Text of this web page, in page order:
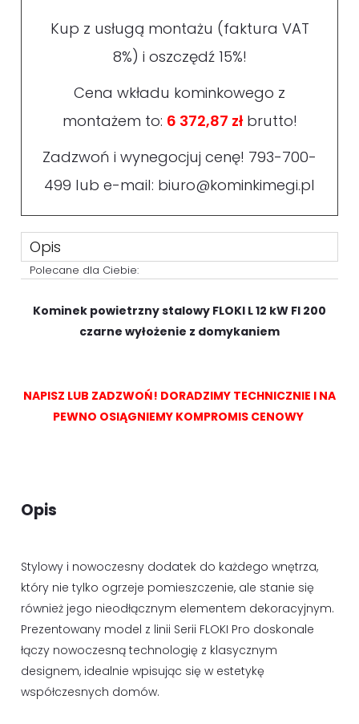
Kup z usługą montażu (faktura VAT
8%) i oszczędź 15%!
Cena wkładu kominkowego z
montażem to: 6 372,87 złbrutto!
Zadzwoń i wynegocjuj cenę! 793-700-
499 lub e-mail: biuro@kominkimegi.pl
Opis
Polecane dla Ciebie:
Kominek powietrzny stalowy FLOKI L 12 kW FI 200
czarne wyłożenie z domykaniem
NAPISZ LUB ZADZWOŃ! DORADZIMY TECHNICZNIE I NA
PEWNO OSIĄGNIEMY KOMPROMIS CENOWY
Opis
Stylowy i nowoczesny dodatek do każdego wnętrza,
który nie tylko ogrzeje pomieszczenie, ale stanie się
również jego nieodłącznym elementem dekoracyjnym.
Prezentowany model z linii Serii FLOKI Pro doskonale
łączy nowoczesną technologię z klasycznym
designem, idealnie wpisując się w estetykę
współczesnych domów.